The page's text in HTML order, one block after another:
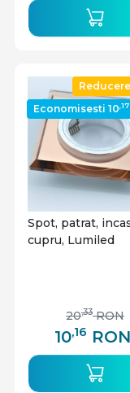
Economisesti 10,17
Spot, patrat,
cupru, Lumiled
10,16 RON
20,33 RON